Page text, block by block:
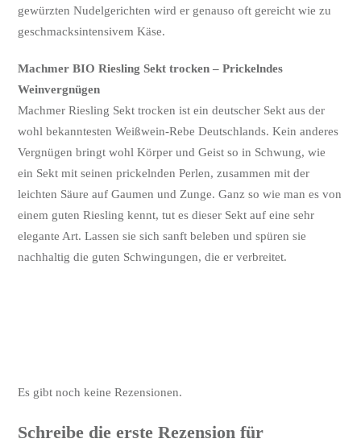
gewürzten Nudelgerichten wird er genauso oft gereicht wie zu
geschmacksintensivem Käse.
Machmer BIO Riesling Sekt trocken – Prickelndes
Weinvergnügen
Machmer Riesling Sekt trocken ist ein deutscher Sekt aus der
wohl bekanntesten Weißwein-Rebe Deutschlands. Kein anderes
Vergnügen bringt wohl Körper und Geist so in Schwung, wie
ein Sekt mit seinen prickelnden Perlen, zusammen mit der
leichten Säure auf Gaumen und Zunge. Ganz so wie man es von
einem guten Riesling kennt, tut es dieser Sekt auf eine sehr
elegante Art. Lassen sie sich sanft beleben und spüren sie
nachhaltig die guten Schwingungen, die er verbreitet.
Es gibt noch keine Rezensionen.
Schreibe die erste Rezension für